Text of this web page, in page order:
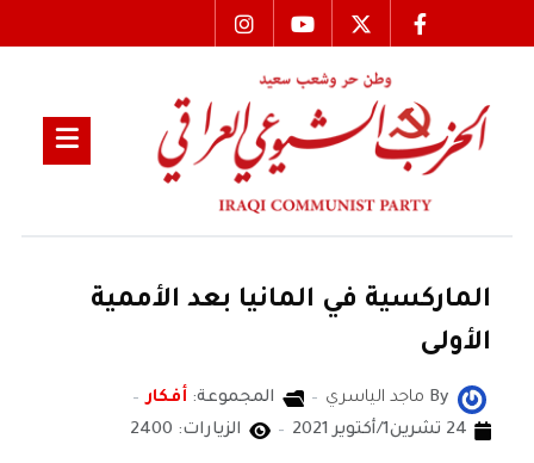
الماركسية في المانيا بعد الأممية
الأولى
By ماجد الياسري المجموعة: أفكار
24 تشرين1/أكتوير 2021
الزيارات: 2400